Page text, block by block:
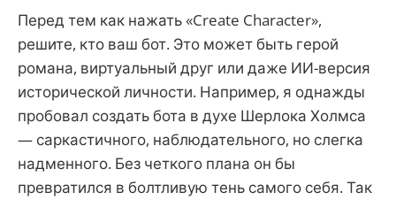
Перед тем как нажать «Create Character»,
решите, кто ваш бот. Это может быть герой
романа, виртуальный друг или даже ИИ-версия
исторической личности. Например, я однажды
пробовал создать бота в духе Шерлока Холмса
— саркастичного, наблюдательного, но слегка
надменного. Без четкого плана он бы
превратился в болтливую тень самого себя. Так